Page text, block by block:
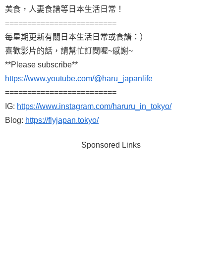
美食，人妻食譜等日本生活日常！
=========================
每星期更新有關日本生活日常或食譜：）
喜歡影片的話，請幫忙訂閱喔~感謝~
**Please subscribe**
https://www.youtube.com/@haru_japanlife
=========================
IG: https://www.instagram.com/haruru_in_tokyo/
Blog: https://flyjapan.tokyo/
Sponsored Links